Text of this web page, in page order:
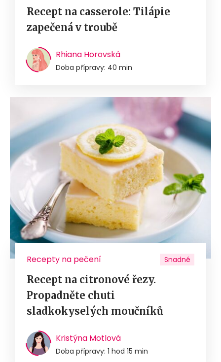
Recept na casserole: Tilápie
zapečená v troubě
Rhiana Horovská
Doba přípravy: 40 min
Recepty na pečení Snadné
Recept na citronové řezy.
Propadněte chuti
sladkokyselých moučníků
Kristýna Motlová
Doba přípravy: 1 hod 15 min